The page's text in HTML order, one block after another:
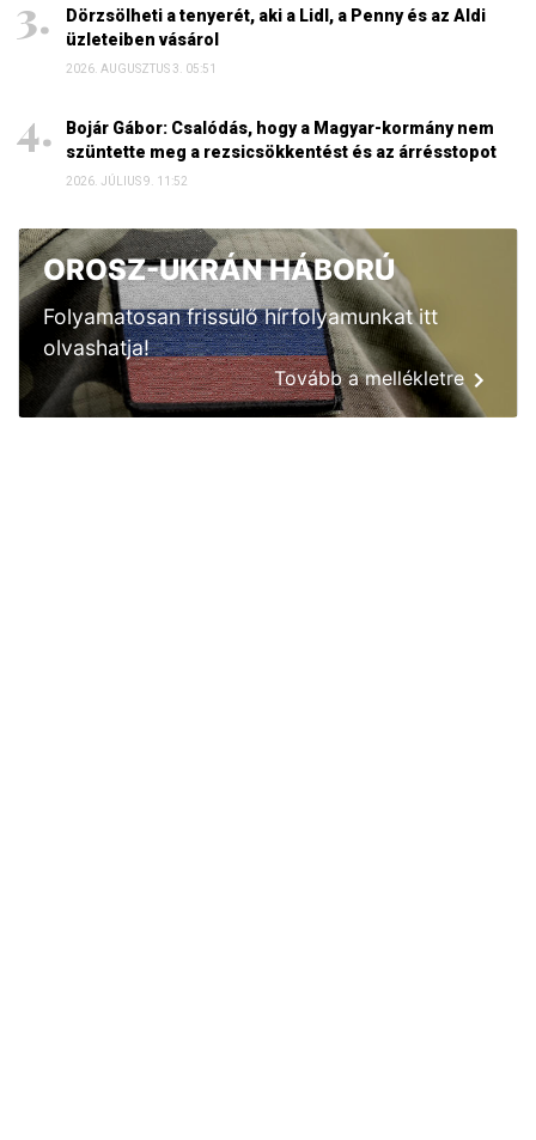
Dörzsölheti a tenyerét, aki a Lidl, a Penny és az Aldi
üzleteiben vásárol
2026. AUGUSZTUS 3. 05:51
Bojár Gábor: Csalódás, hogy a Magyar-kormány nem
szüntette meg a rezsicsökkentést és az árrésstopot
2026. JÚLIUS 9. 11:52
OROSZ-UKRÁN HÁBORÚ
Folyamatosan frissülő hírfolyamunkat itt
olvashatja!
Tovább a mellékletre